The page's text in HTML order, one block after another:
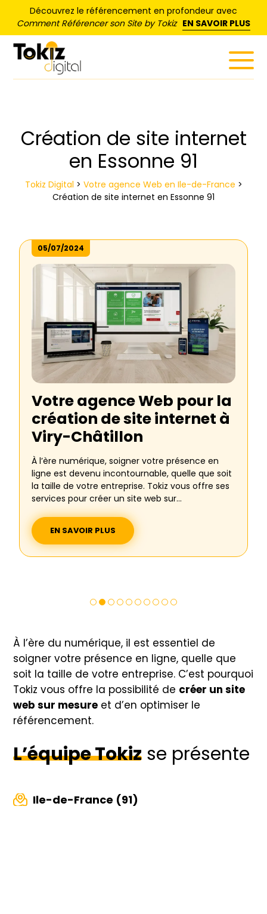
Découvrez le référencement en profondeur avec
Comment Référencer son Site by Tokiz EN SAVOIR PLUS
Création de site internet
en Essonne 91
Tokiz Digital > Votre agence Web en Ile-de-France >
Création de site internet en Essonne 91
05/07/2024
Votre agence Web pour la
création de site internet à
Viry-Châtillon
À l’ère numérique, soigner votre présence en
ligne est devenu incontournable, quelle que soit
la taille de votre entreprise. Tokiz vous offre ses
services pour créer un site web sur...
EN SAVOIR PLUS
À l’ère du numérique, il est essentiel de
soigner votre présence en ligne, quelle que
soit la taille de votre entreprise. C’est pourquoi
Tokiz vous offre la possibilité de créer un site
web sur mesure et d’en optimiser le
référencement.
L’équipe Tokiz se présente
Ile-de-France (91)
Panneau de gestion des cookies